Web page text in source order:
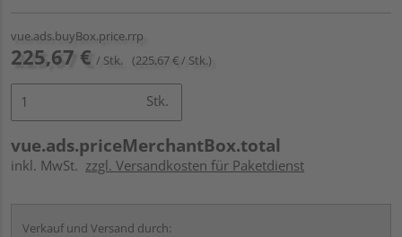
vue.ads.buyBox.price.rrp
225,67 € / Stk. (225,67 € / Stk.)
Stk.
vue.ads.priceMerchantBox.total
inkl. MwSt. zzgl. Versandkosten für Paketdienst
Verkauf und Versand durch: